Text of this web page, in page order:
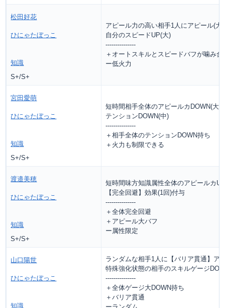
松田好花
ひにゃたぼっこ
知識
S+/S+
アピール力の高い相手1人にアピール(大
自分のスピードUP(大)
---------------
＋オートスキルとスピードバフが噛み合
ー低火力
宮田愛萌
ひにゃたぼっこ
知識
S+/S+
短時間相手全体のアピールカDOWN(大)
テンションDOWN(中)
---------------
＋相手全体のテンションDOWN持ち
＋火力も制限できる
渡邉美穂
ひにゃたぼっこ
知識
S+/S+
短時間味方知識属性全体のアピールカ
【完全回避】効果(1回)付与
---------------
＋全体完全回避
＋アピール大バフ
ー属性限定
山口陽世
ひにゃたぼっこ
知識
ランダムな相手1人に【バリア貫通】ア
特殊強化状態の相手のスキルゲージ
---------------
＋全体ゲージ大DOWN持ち
＋バリア貫通